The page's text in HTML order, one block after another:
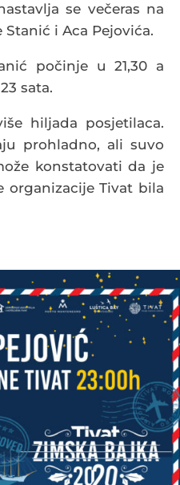
se večeras na
i Aca Pejovića.
počinje u 21,30 a
sata.
hiljada posjetilaca.
prohladno, ali suvo
konstatovati da je
organizacije Tivat bila